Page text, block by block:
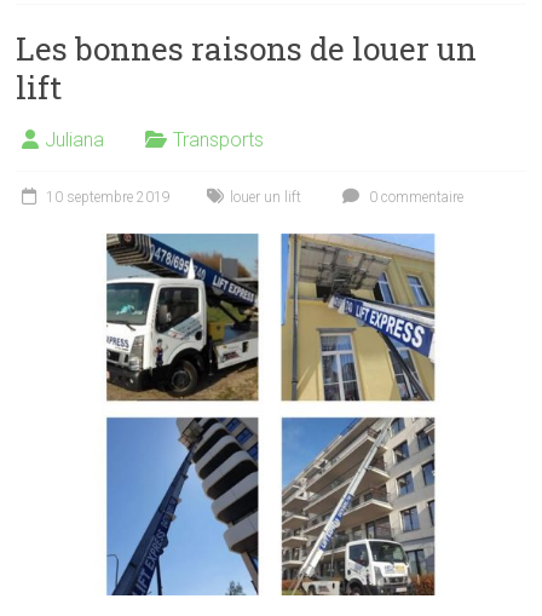
Les bonnes raisons de louer un
lift
Juliana Transports
10 septembre 2019 louer un lift 0 commentaire